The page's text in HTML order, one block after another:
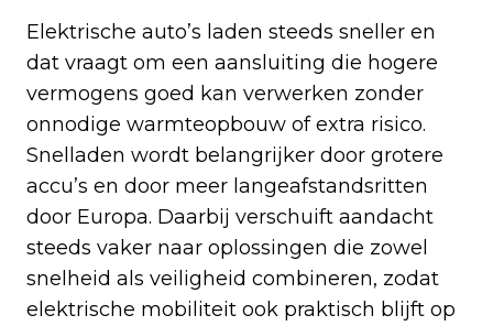
Elektrische auto’s laden steeds sneller en
dat vraagt om een aansluiting die hogere
vermogens goed kan verwerken zonder
onnodige warmteopbouw of extra risico.
Snelladen wordt belangrijker door grotere
accu’s en door meer langeafstandsritten
door Europa. Daarbij verschuift aandacht
steeds vaker naar oplossingen die zowel
snelheid als veiligheid combineren, zodat
elektrische mobiliteit ook praktisch blijft op